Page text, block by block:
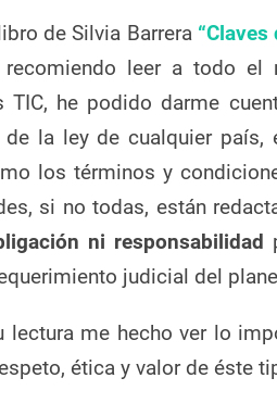
de Silvia Barrera
leer a todo el
TIC, he podido darme
la ley de cualquier país,
los términos y
si no todas, están
ni responsabilidad
judicial del
lectura me hecho ver lo
ética y valor de éste